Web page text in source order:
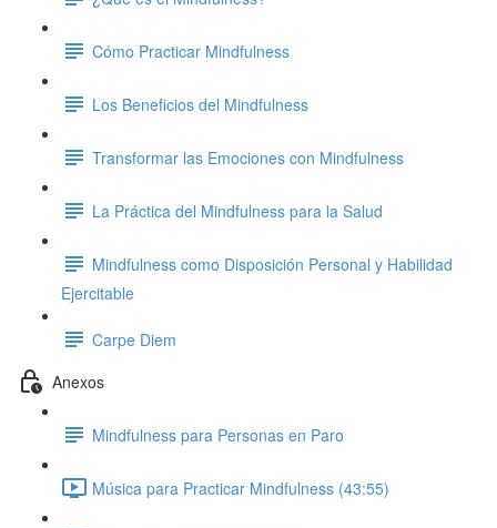
Cómo Practicar Mindfulness
Los Beneficios del Mindfulness
Transformar las Emociones con Mindfulness
La Práctica del Mindfulness para la Salud
Mindfulness como Disposición Personal y Habilidad
Ejercitable
Carpe Diem
Anexos
Mindfulness para Personas en Paro
Música para Practicar Mindfulness (43:55)